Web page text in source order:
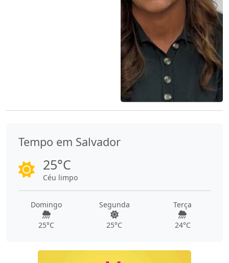
Tempo em Salvador
25°C
Céu limpo
Domingo
25°C
Segunda
25°C
Terça
24°C